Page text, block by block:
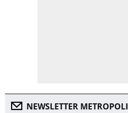
NEWSLETTER METROPOLI